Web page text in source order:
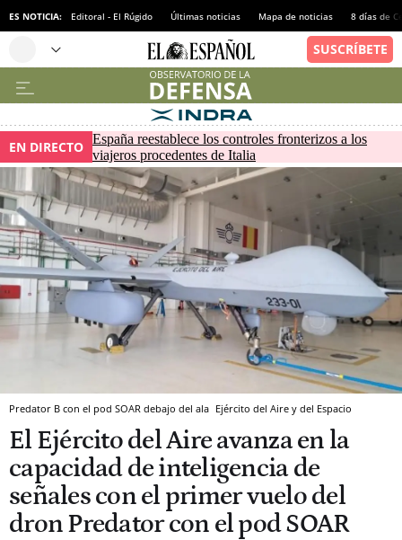
ES NOTICIA: Editoral - El Rúgido Últimas noticias Mapa de noticias 8 días de
EN DIRECTO España reestablece los controles fronterizos a los
viajeros procedentes de Italia
Predator B con el pod SOAR debajo del ala Ejército del Aire y del Espacio
El Ejército del Aire avanza en la
capacidad de inteligencia de
señales con el primer vuelo del
dron Predator con el pod SOAR